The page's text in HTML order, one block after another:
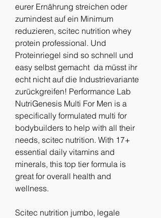
eurer Ernährung streichen oder
zumindest auf ein Minimum
reduzieren, scitec nutrition whey
protein professional. Und
Proteinriegel sind so schnell und
easy selbst gemacht  da müsst ihr
echt nicht auf die Industrievariante
zurückgreifen! Performance Lab
NutriGenesis Multi For Men is a
specifically formulated multi for
bodybuilders to help with all their
needs, scitec nutrition. With 17+
essential daily vitamins and
minerals, this top tier formula is
great for overall health and
wellness.
Scitec nutrition jumbo, legale